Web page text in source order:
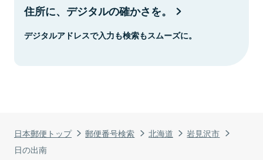
日本郵便トップ 郵便番号検索 北海道
岩見沢市
日の出南
住所に、デジタルの確かさを。
デジタルアドレスで入力も検索もスムーズに。